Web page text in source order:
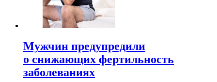
Мужчин предупредили
о снижающих фертильность
заболеваниях